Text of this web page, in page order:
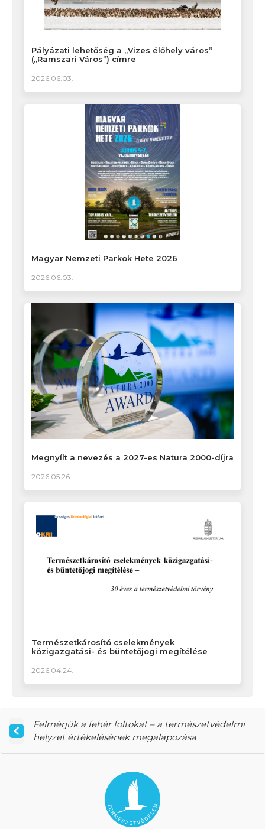
Pályázati lehetőség a „Vizes élőhely város”
(„Ramszari Város”) címre
2026.06.03.
Magyar Nemzeti Parkok Hete 2026
2026.06.03.
Megnyílt a nevezés a 2027-es Natura 2000-díjra
2026.05.26.
Természetkárosító cselekmények
közigazgatási- és büntetőjogi megítélése
2026.04.24.
Felmérjük a fehér foltokat – a természetvédelmi
helyzet értékelésének megalapozása